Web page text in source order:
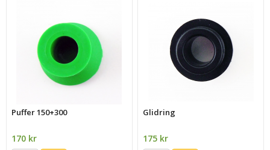
Puffer 150+300
170 kr
Glidring
175 kr